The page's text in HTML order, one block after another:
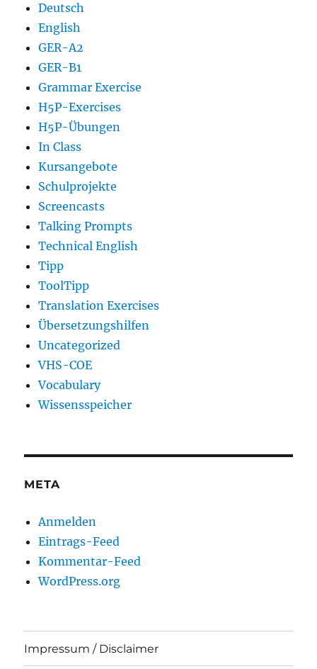
Deutsch
English
GER-A2
GER-B1
Grammar Exercise
H5P-Exercises
H5P-Übungen
In Class
Kursangebote
Schulprojekte
Screencasts
Talking Prompts
Technical English
Tipp
ToolTipp
Translation Exercises
Übersetzungshilfen
Uncategorized
VHS-COE
Vocabulary
Wissensspeicher
META
Anmelden
Eintrags-Feed
Kommentar-Feed
WordPress.org
Impressum / Disclaimer